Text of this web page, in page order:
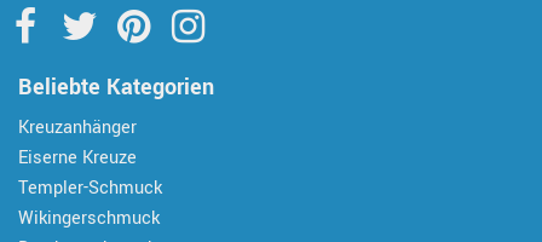
Beliebte Kategorien
Kreuzanhänger
Eiserne Kreuze
Templer-Schmuck
Wikingerschmuck